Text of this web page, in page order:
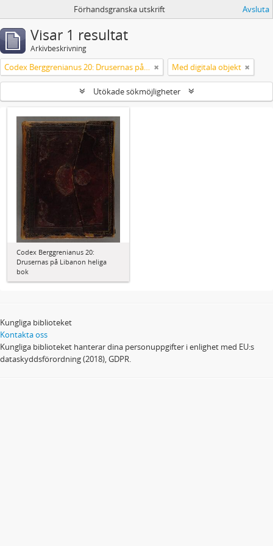
Förhandsgranska utskrift Avsluta
Visar 1 resultat
Arkivbeskrivning
Codex Berggrenianus 20: Drusernas på Libanon heliga bok Med digitala objekt
Utökade sökmöjligheter
Codex Berggrenianus 20:
Drusernas på Libanon heliga
bok
Kungliga biblioteket
Kontakta oss
Kungliga biblioteket hanterar dina personuppgifter i enlighet med EU:s
dataskyddsförordning (2018), GDPR.